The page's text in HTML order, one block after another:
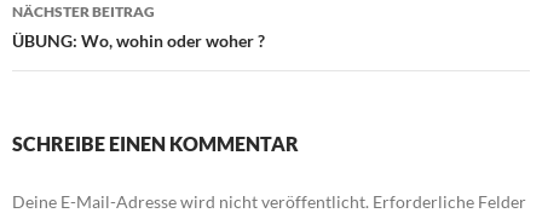
NÄCHSTER BEITRAG
ÜBUNG: Wo, wohin oder woher ?
SCHREIBE EINEN KOMMENTAR
Deine E-Mail-Adresse wird nicht veröffentlicht. Erforderliche Felder